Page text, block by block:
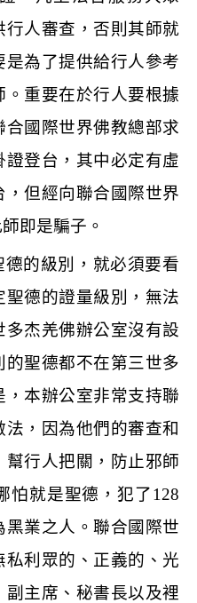
人審查，否則其師就
為了提供給行人參考
重要在於行人要根據
國際世界佛教總部求
登台，其中必定有虛
但經向聯合國際世界
即是騙子。
的級別，就必須要看
德的證量級別，無法
杰羌佛辦公室沒有設
聖德都不在第三世多
本辦公室非常支持聯
，因為他們的審查和
行人把關，防止邪師
怕就是聖德，犯了128
業之人。聯合國際世
利眾的、正義的、光
主席、秘書長以及裡